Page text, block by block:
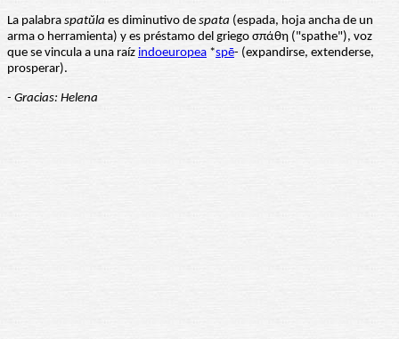
La palabra spatŭla es diminutivo de spata (espada, hoja ancha de un
arma o herramienta) y es préstamo del griego σπάθη ("spathe"), voz
que se vincula a una raíz indoeuropea *spē- (expandirse, extenderse,
prosperar).
- Gracias: Helena